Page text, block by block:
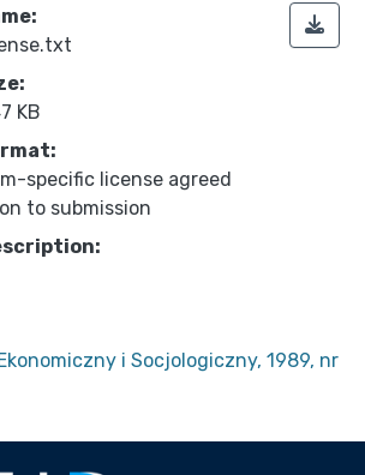
KB
specific license agreed
to submission
i Socjologiczny, 1989, nr